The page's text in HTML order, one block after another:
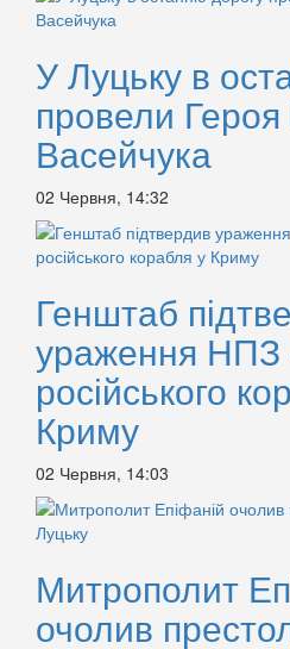
У Луцьку в
провели
Васейчука
02 Червня, 14:32
Генштаб
ураження НПЗ
російського
Криму
02 Червня, 14:03
Митрополит
очолив